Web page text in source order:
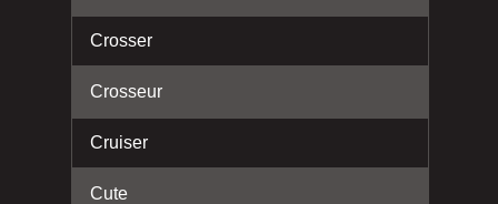
Crosser
Crosseur
Cruiser
Cute